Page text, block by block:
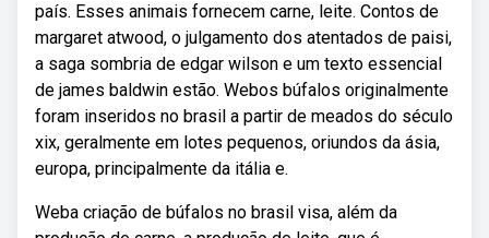
país. Esses animais fornecem carne, leite. Contos de
margaret atwood, o julgamento dos atentados de paisi,
a saga sombria de edgar wilson e um texto essencial
de james baldwin estão. Webos búfalos originalmente
foram inseridos no brasil a partir de meados do século
xix, geralmente em lotes pequenos, oriundos da ásia,
europa, principalmente da itália e.
Weba criação de búfalos no brasil visa, além da